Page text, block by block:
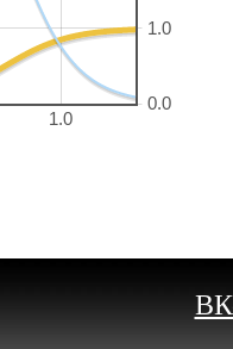
1.0
0.0
1.0